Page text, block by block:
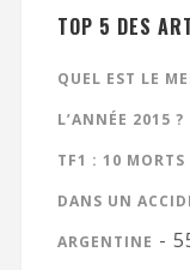
TOP 5 DES
QUEL EST LE
L’ANNÉE 2015 ?
TF1 : 10 MORTS
DANS UN
ARGENTINE -